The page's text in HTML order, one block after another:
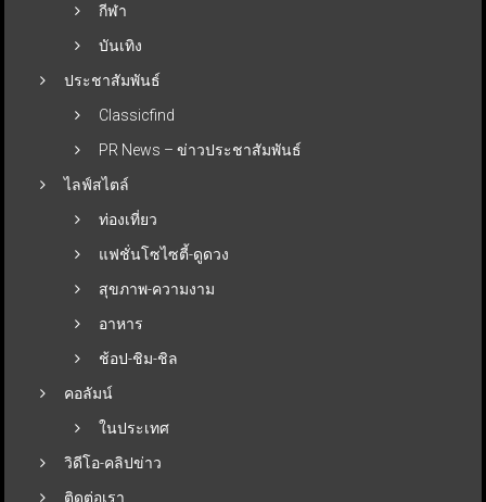
กีฬา
บันเทิง
ประชาสัมพันธ์
Classicfind
PR News – ข่าวประชาสัมพันธ์
ไลฟ์สไตล์
ท่องเที่ยว
แฟชั่นโซไซตี้-ดูดวง
สุขภาพ-ความงาม
อาหาร
ช้อป-ชิม-ชิล
คอลัมน์
ในประเทศ
วิดีโอ-คลิปข่าว
ติดต่อเรา